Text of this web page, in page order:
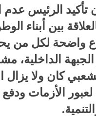
الرئيس عدم
بين أبناء
واضحة لكل من
الداخلية،
كان ولا يزال
لعبور الأزمات